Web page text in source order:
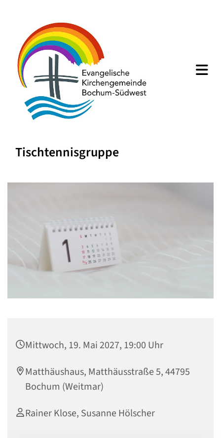
Tischtennisgruppe
Mittwoch, 19. Mai 2027, 19:00 Uhr
Matthäushaus, Matthäusstraße 5, 44795
Bochum (Weitmar)
Rainer Klose, Susanne Hölscher